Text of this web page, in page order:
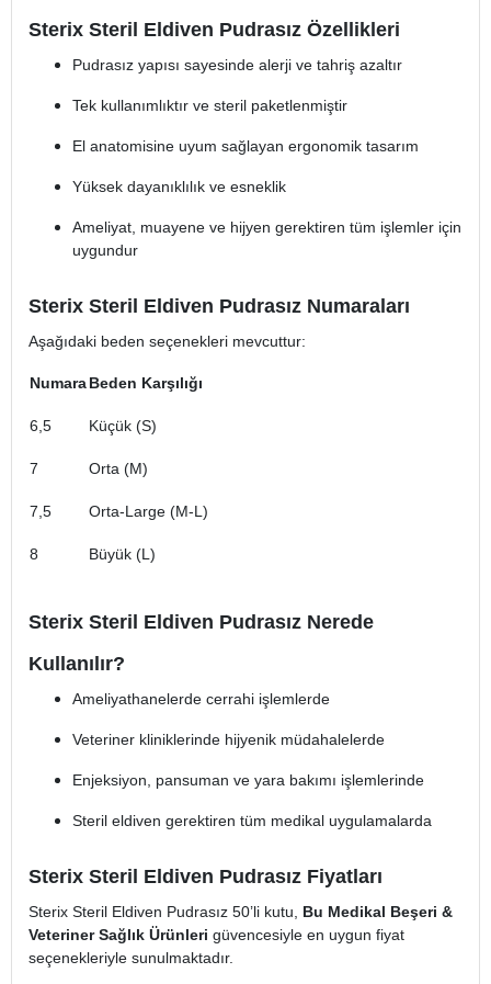
Sterix Steril Eldiven Pudrasız Özellikleri
Pudrasız yapısı sayesinde alerji ve tahriş azaltır
Tek kullanımlıktır ve steril paketlenmiştir
El anatomisine uyum sağlayan ergonomik tasarım
Yüksek dayanıklılık ve esneklik
Ameliyat, muayene ve hijyen gerektiren tüm işlemler için
uygundur
Sterix Steril Eldiven Pudrasız Numaraları
Aşağıdaki beden seçenekleri mevcuttur:
NumaraBeden Karşılığı
6,5 Küçük (S)
7 Orta (M)
7,5 Orta-Large (M-L)
8 Büyük (L)
Sterix Steril Eldiven Pudrasız Nerede
Kullanılır?
Ameliyathanelerde cerrahi işlemlerde
Veteriner kliniklerinde hijyenik müdahalelerde
Enjeksiyon, pansuman ve yara bakımı işlemlerinde
Steril eldiven gerektiren tüm medikal uygulamalarda
Sterix Steril Eldiven Pudrasız Fiyatları
Sterix Steril Eldiven Pudrasız 50’li kutu, Bu Medikal Beşeri &
Veteriner Sağlık Ürünleri güvencesiyle en uygun fiyat
seçenekleriyle sunulmaktadır.